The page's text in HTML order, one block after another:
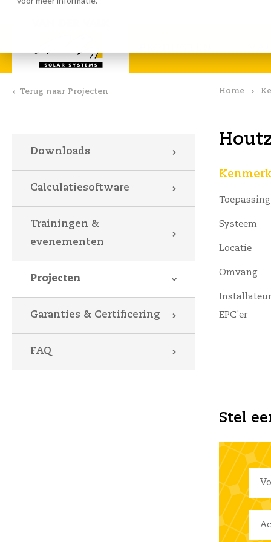
Home
Toepassing
Systeem
Locatie
Omvang
EPC'er
Stel
Terug naar Projecten
Downloads
Calculatiesoftware
Trainingen &
evenementen
Projecten
Garanties & Certificering
FAQ